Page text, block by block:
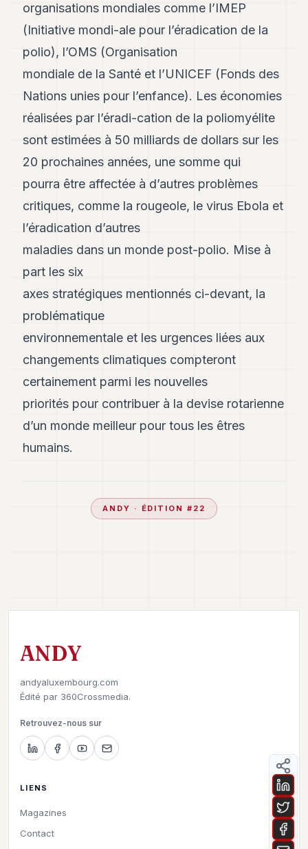
EQUITY
SPORT
JURIDIQUE
ENTREPRISES
ASSOCIATIONS
CONTACT
S'ABONNER
FR
organisations mondiales comme l’IMEP
(Initiative mondi-ale pour l’éradication de la
polio), l’OMS (Organisation
mondiale de la Santé et l’UNICEF (Fonds des
Nations unies pour l’enfance). Les économies
réalisées par l’éradi-cation de la poliomyélite
sont estimées à 50 milliards de dollars sur les
20 prochaines années, une somme qui
pourra être affectée à d’autres problèmes
critiques, comme la rougeole, le virus Ebola et
l’éradication d’autres
maladies dans un monde post-polio. Mise à
part les six
axes stratégiques mentionnés ci-devant, la
problématique
environnementale et les urgences liées aux
changements climatiques compteront
certainement parmi les nouvelles
priorités pour contribuer à la devise rotarienne
d’un monde meilleur pour tous les êtres
humains.
ANDY · ÉDITION # 22
ANDY
andyaluxembourg.com
Édité par 360Crossmedia.
Retrouvez-nous sur
LIENS
Magazines
Contact